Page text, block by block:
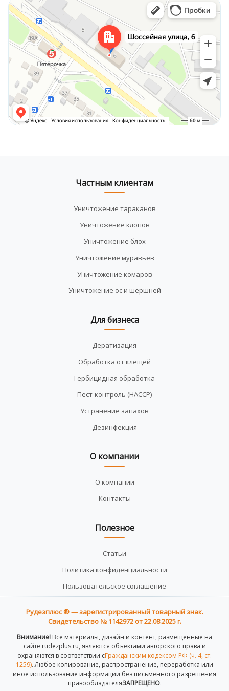
Частным клиентам
Уничтожение тараканов
Уничтожение клопов
Уничтожение блох
Уничтожение муравьёв
Уничтожение комаров
Уничтожение ос и шершней
Для бизнеса
Дератизация
Обработка от клещей
Гербицидная обработка
Пест-контроль (HACCP)
Устранение запахов
Дезинфекция
О компании
О компании
Контакты
Полезное
Статьи
Политика конфиденциальности
Пользовательское соглашение
Рудезплюс ® — зарегистрированный товарный знак.
Свидетельство № 1142972 от 22.08.2025 г.
Внимание! Все материалы, дизайн и контент, размещённые на
сайте rudezplus.ru, являются объектами авторского права и
охраняются в соответствии сГражданским кодексом РФ (ч. 4, ст.
1259). Любое копирование, распространение, переработка или
иное использование информации без письменного разрешения
правообладателяЗАПРЕЩЕНО.